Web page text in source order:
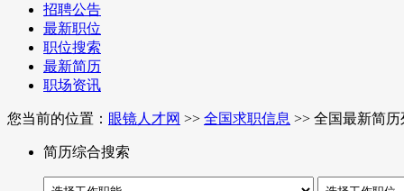
招聘公告
最新职位
职位搜索
最新简历
职场资讯
您当前的位置： 眼镜人才网 >> 全国求职信息 >> 全国最新简历
简历综合搜索